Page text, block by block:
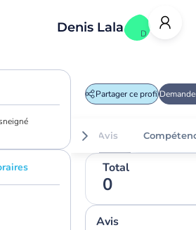
D
Denis Lala
Partager ce profil
Avis
Total
0
Avis